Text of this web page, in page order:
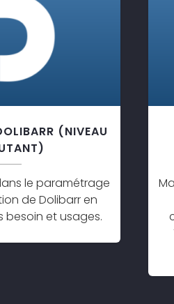
(NIVEAU
le paramétrage
de Dolibarr en
et usages.